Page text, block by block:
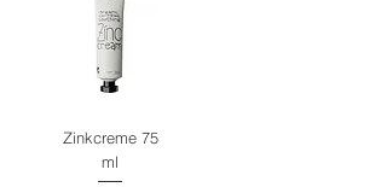
Zinkcreme 75
ml